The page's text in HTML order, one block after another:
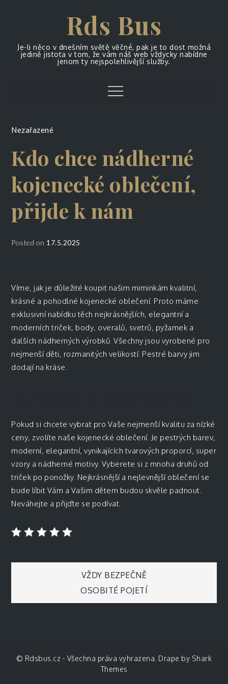
Rds Bus
Je-li něco v dnešním světě věčné, pak je to dost možná
jedině jistota v tom, že vám náš web vždycky nabídne
jenom ty nejspolehlivější služby.
Menu
Nezařazené
Kdo chce nádherné
kojenecké oblečení,
přijde k nám
Posted on 17.5.2025
Víme, jak je důležité koupit našim miminkám kvalitní,
krásné a pohodlné kojenecké oblečení. Proto máme
exklusivní nabídku těch nejkrásnějších, elegantní a
moderních triček, body, overalů, svetrů, pyžamek a
dalších nádherných výrobků. Všechny jsou vyrobené pro
nejmenší děti, rozmanitých velikostí. Pestré barvy jim
dodají na kráse.
Pokud si chcete vybrat pro Vaše nejmenší kvalitu za nízké
ceny, zvolíte naše kojenecké oblečení. Je pestrých barev,
moderní, elegantní, vynikajících tvarových proporcí, super
vzory a nádherné motivy. Vyberete si z mnoha druhů od
triček po ponožky. Nejkrásnější a nejlevnější oblečení se
bude líbit Vám a Vašim dětem budou skvěle padnout.
Neváhejte a přijďte se podívat.
Navigace
pro
VŽDY BEZPEČNĚ
OSOBITÉ POJETÍ
© Rdsbus.cz - Všechna práva vyhrazena. Drape by Shark
Themes